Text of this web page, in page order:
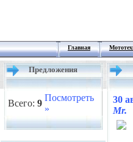
Главная
Предложения
Всего: 9
Посмотреть
»
30
Mr.